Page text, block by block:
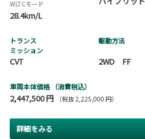
WLTCモード
28.4km/L
トランス
ミッション
CVT
駆動方法
2WD FF
車両本体価格 （消費税込）
2,447,500 円 （税抜 2,225,000 円）
詳細をみる